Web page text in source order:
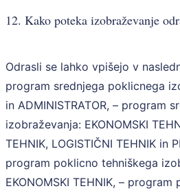
12. Kako poteka izobraževanje
Odrasli se lahko vpišejo v
program srednjega poklicnega
in ADMINISTRATOR, – program
izobraževanja: EKONOMSKI
TEHNIK, LOGISTIČNI TEHNIK in
program poklicno tehniškega
EKONOMSKI TEHNIK, –